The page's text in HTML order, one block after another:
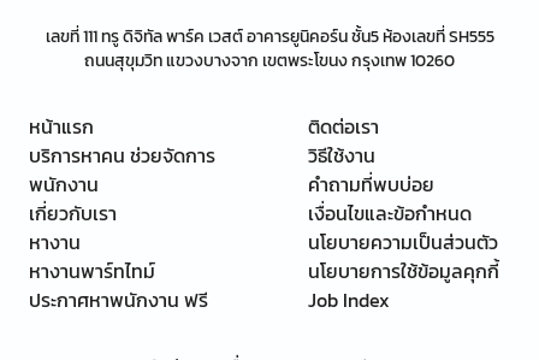
เลขที่ 111 ทรู ดิจิทัล พาร์ค เวสต์ อาคารยูนิคอร์น ชั้น5 ห้องเลขที่ SH555
ถนนสุขุมวิท แขวงบางจาก เขตพระโขนง กรุงเทพ 10260
หน้าแรก
บริการหาคน ช่วยจัดการ
พนักงาน
เกี่ยวกับเรา
หางาน
หางานพาร์ทไทม์
ประกาศหาพนักงาน ฟรี
ติดต่อเรา
วิธีใช้งาน
คำถามที่พบบ่อย
เงื่อนไขและข้อกำหนด
นโยบายความเป็นส่วนตัว
นโยบายการใช้ข้อมูลคุกกี้
Job Index